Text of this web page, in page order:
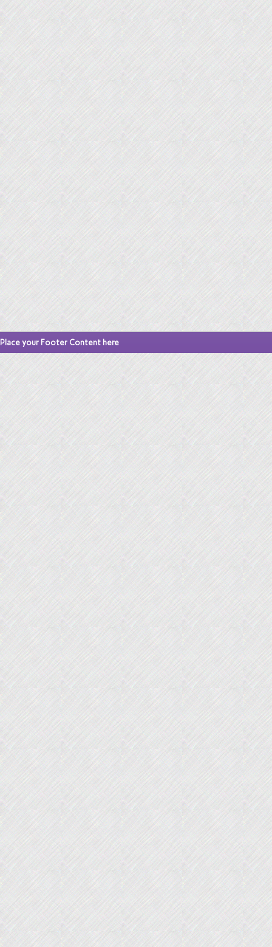
Place your Footer Content here